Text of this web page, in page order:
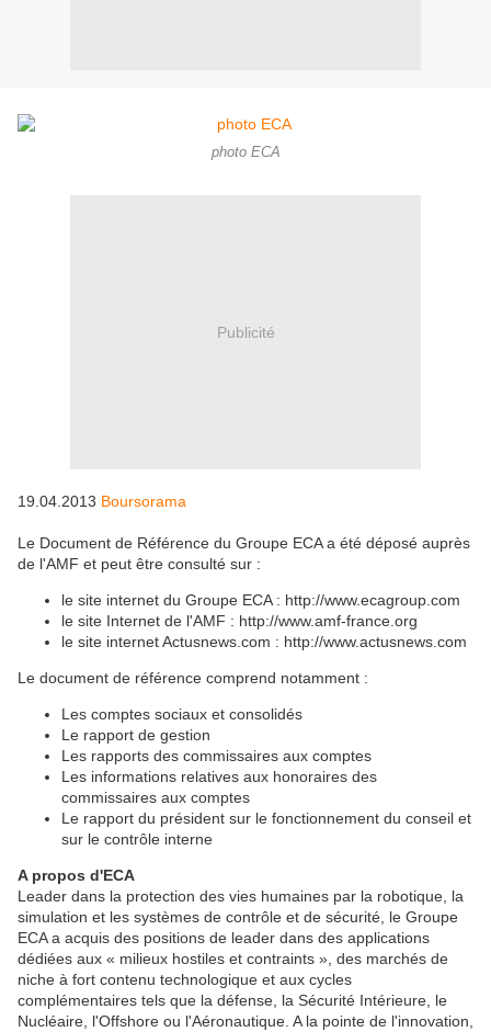
photo ECA
Publicité
19.04.2013 Boursorama
Le Document de Référence du Groupe ECA a été déposé auprès
de l'AMF et peut être consulté sur :
le site internet du Groupe ECA : http://www.ecagroup.com
le site Internet de l'AMF : http://www.amf-france.org
le site internet Actusnews.com : http://www.actusnews.com
Le document de référence comprend notamment :
Les comptes sociaux et consolidés
Le rapport de gestion
Les rapports des commissaires aux comptes
Les informations relatives aux honoraires des
commissaires aux comptes
Le rapport du président sur le fonctionnement du conseil et
sur le contrôle interne
A propos d'ECA
Leader dans la protection des vies humaines par la robotique, la
simulation et les systèmes de contrôle et de sécurité, le Groupe
ECA a acquis des positions de leader dans des applications
dédiées aux « milieux hostiles et contraints », des marchés de
niche à fort contenu technologique et aux cycles
complémentaires tels que la défense, la Sécurité Intérieure, le
Nucléaire, l'Offshore ou l'Aéronautique. A la pointe de l'innovation,